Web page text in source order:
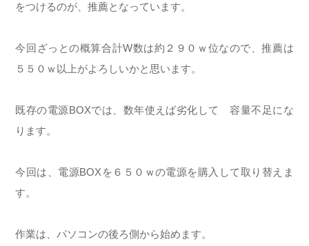
をつけるのが、推薦となっています。
今回ざっとの概算合計W数は約２９０ｗ位なので、推薦は
５５０ｗ以上がよろしいかと思います。
既存の電源BOXでは、数年使えば劣化して 容量不足にな
ります。
今回は、電源BOXを６５０ｗの電源を購入して取り替えま
す。
作業は、パソコンの後ろ側から始めます。